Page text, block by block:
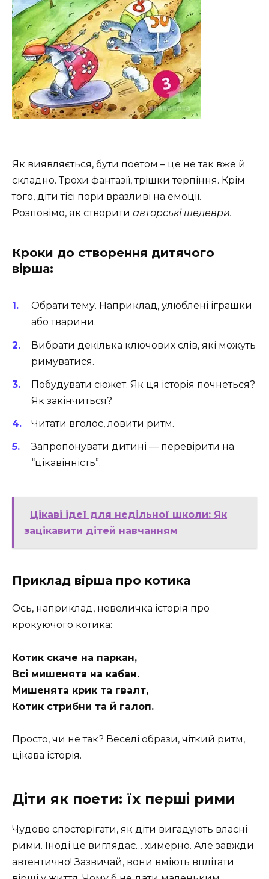
Як виявляється, бути поетом – це не так вже й
складно. Трохи фантазії, трішки терпіння. Крім
того, діти тієї пори вразливі на емоції.
Розповімо, як створити авторські шедеври.
Кроки до створення дитячого
вірша:
Обрати тему. Наприклад, улюблені іграшки
або тварини.
Вибрати декілька ключових слів, які можуть
римуватися.
Побудувати сюжет. Як ця історія почнеться?
Як закінчиться?
Читати вголос, ловити ритм.
Запропонувати дитині — перевірити на
“цікавінність”.
Цікаві ідеї для недільної школи: Як
зацікавити дітей навчанням
Приклад вірша про котика
Ось, наприклад, невеличка історія про
крокуючого котика:
Котик скаче на паркан,
Всі мишенята на кабан.
Мишенята крик та гвалт,
Котик стрибни та й галоп.
Просто, чи не так? Веселі образи, чіткий ритм,
цікава історія.
Діти як поети: їх перші рими
Чудово спостерігати, як діти вигадують власні
рими. Іноді це виглядає… химерно. Але завжди
автентично! Зазвичай, вони вміють вплітати